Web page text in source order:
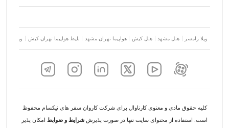
ویلا رامسر هتل مشهد هتل کیش هواپیما تهران مشهد بلیط هواپیما تهران کیش ویلا شمال
کلیه حقوق مادی و معنوی کارناوال برای شرکت کاروان سفر های نیکسام محفوظ
است. استفاده از محتوای سایت تنها در صورت پذیرش شرایط و ضوابط امکان پذیر